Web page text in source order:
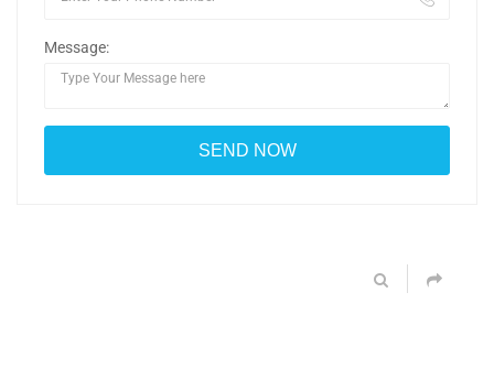
Message: